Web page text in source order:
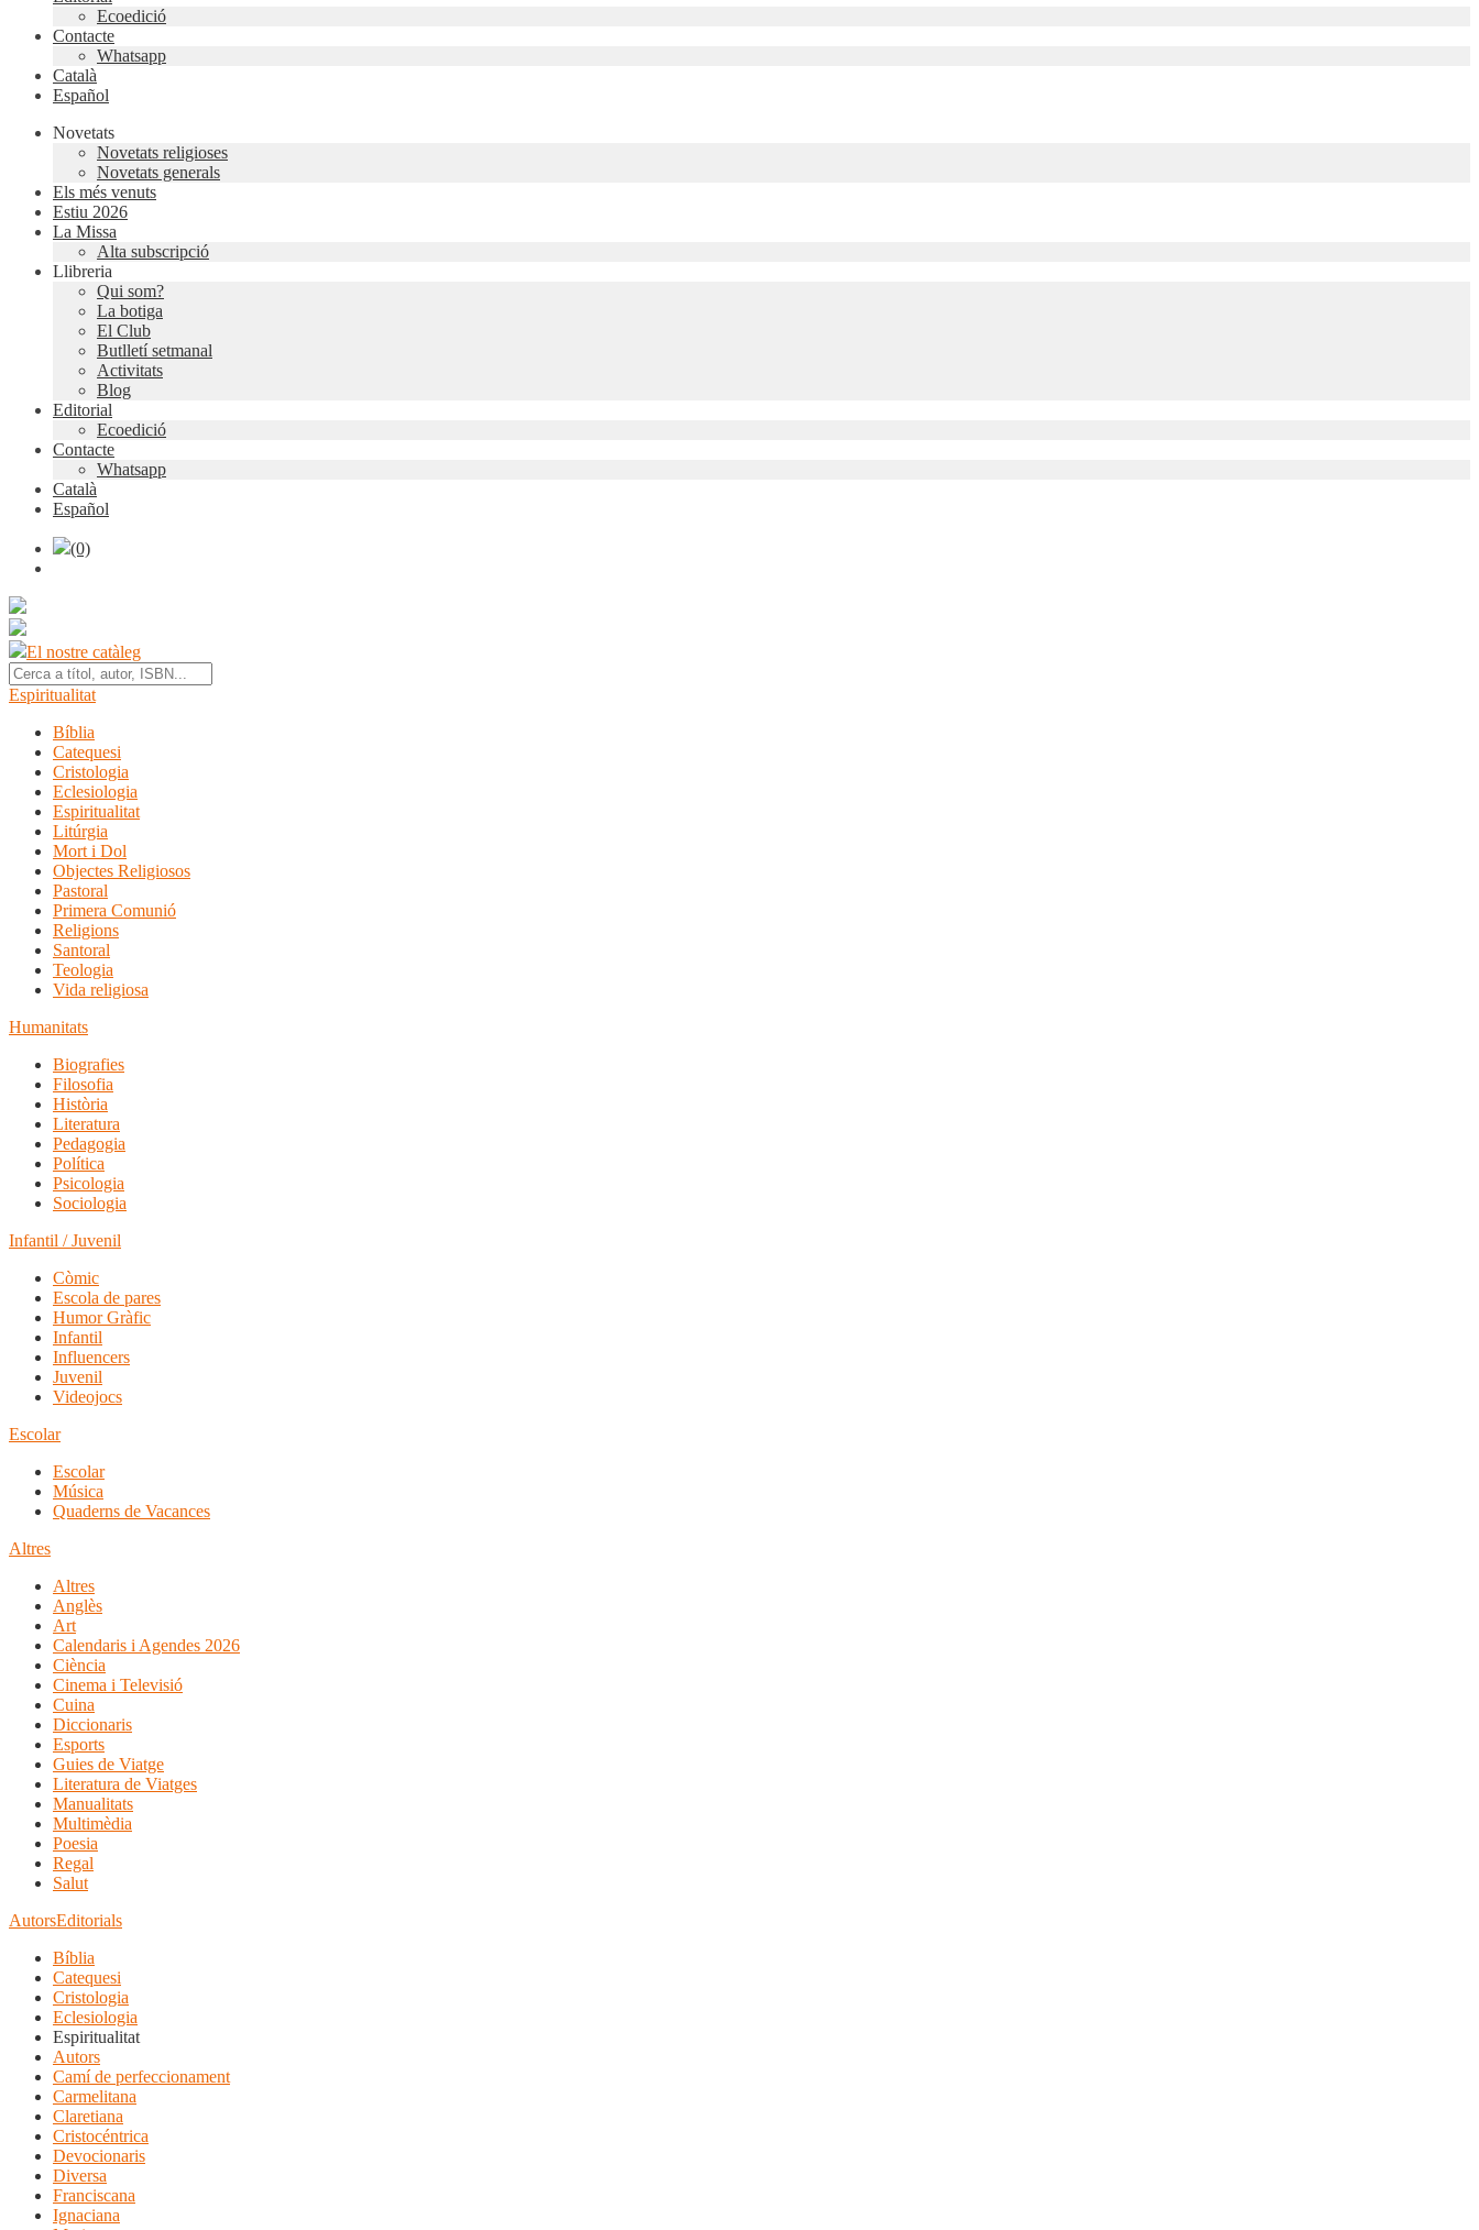
Ecoedició
Contacte
Whatsapp
Català
Español
Novetats
Novetats religioses
Novetats generals
Els més venuts
Estiu 2026
La Missa
Alta subscripció
Llibreria
Qui som?
La botiga
El Club
Butlletí setmanal
Activitats
Blog
Editorial
Ecoedició
Contacte
Whatsapp
Català
Español
(0)
El nostre catàleg
Espiritualitat
Bíblia
Catequesi
Cristologia
Eclesiologia
Espiritualitat
Litúrgia
Mort i Dol
Objectes Religiosos
Pastoral
Primera Comunió
Religions
Santoral
Teologia
Vida religiosa
Humanitats
Biografies
Filosofia
Història
Literatura
Pedagogia
Política
Psicologia
Sociologia
Infantil / Juvenil
Còmic
Escola de pares
Humor Gràfic
Infantil
Influencers
Juvenil
Videojocs
Escolar
Escolar
Música
Quaderns de Vacances
Altres
Altres
Anglès
Art
Calendaris i Agendes 2026
Ciència
Cinema i Televisió
Cuina
Diccionaris
Esports
Guies de Viatge
Literatura de Viatges
Manualitats
Multimèdia
Poesia
Regal
Salut
AutorsEditorials
Bíblia
Catequesi
Cristologia
Eclesiologia
Espiritualitat
Autors
Camí de perfeccionament
Carmelitana
Claretiana
Cristocéntrica
Devocionaris
Diversa
Franciscana
Ignaciana